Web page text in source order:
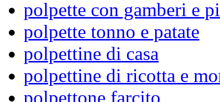
polpette con gamberi e
polpette tonno e patate
polpettine di casa
polpettine di ricotta e
polpettone farcito